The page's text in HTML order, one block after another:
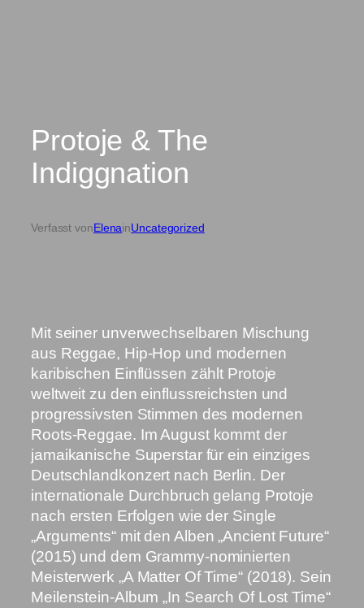
Protoje & The
Indiggnation
Verfasst vonElenainUncategorized
Mit seiner unverwechselbaren Mischung
aus Reggae, Hip-Hop und modernen
karibischen Einflüssen zählt Protoje
weltweit zu den einflussreichsten und
progressivsten Stimmen des modernen
Roots-Reggae. Im August kommt der
jamaikanische Superstar für ein einziges
Deutschlandkonzert nach Berlin. Der
internationale Durchbruch gelang Protoje
nach ersten Erfolgen wie der Single
„Arguments“ mit den Alben „Ancient Future“
(2015) und dem Grammy-nominierten
Meisterwerk „A Matter Of Time“ (2018). Sein
Meilenstein-Album „In Search Of Lost Time“